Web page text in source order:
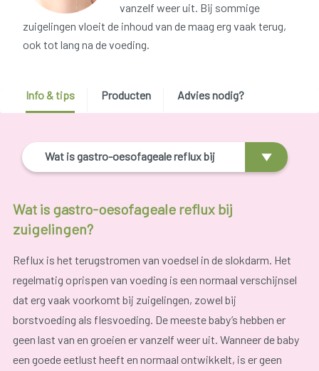
vanzelf weer uit. Bij sommige
zuigelingen vloeit de inhoud van de maag erg vaak terug,
ook tot lang na de voeding.
Info & tips Producten Advies nodig?
Wat is gastro-oesofageale reflux bij
Wat is gastro-oesofageale reflux bij
zuigelingen?
Reflux is het terugstromen van voedsel in de slokdarm. Het
regelmatig oprispen van voeding is een normaal verschijnsel
dat erg vaak voorkomt bij zuigelingen, zowel bij
borstvoeding als flesvoeding. De meeste baby’s hebben er
geen last van en groeien er vanzelf weer uit. Wanneer de baby
een goede eetlust heeft en normaal ontwikkelt, is er geen